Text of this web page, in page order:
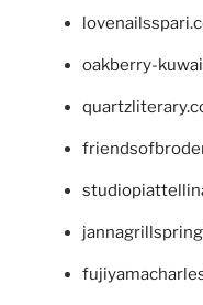
oakberry-